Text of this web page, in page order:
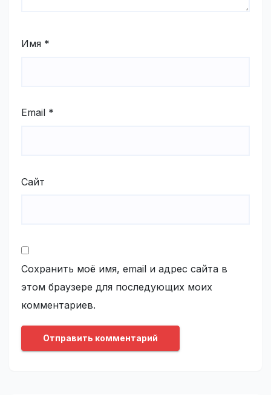
Имя *
Email *
Сайт
Сохранить моё имя, email и адрес сайта в
этом браузере для последующих моих
комментариев.